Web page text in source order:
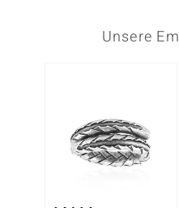
Unsere